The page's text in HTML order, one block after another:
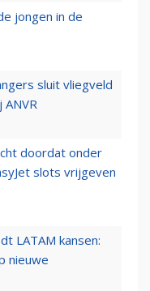
jongen in de
sluit vliegveld
doordat onder
slots vrijgeven
LATAM kansen:
nieuwe